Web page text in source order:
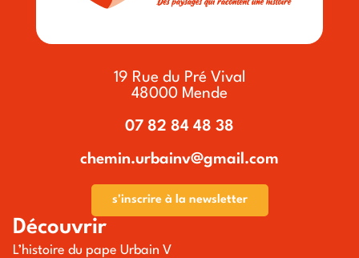
19 Rue du Pré Vival
48000 Mende
07 82 84 48 38
chemin.urbainv@gmail.com
s'inscrire à la newsletter
Découvrir
L’histoire du pape Urbain V